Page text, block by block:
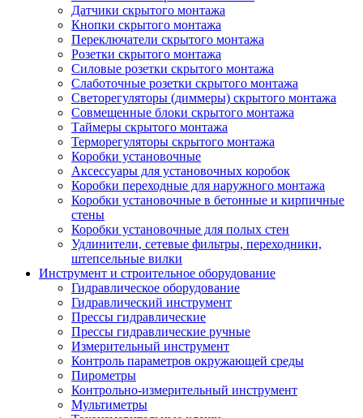
Датчики скрытого монтажа
Кнопки скрытого монтажа
Переключатели скрытого монтажа
Розетки скрытого монтажа
Силовые розетки скрытого монтажа
Слаботочные розетки скрытого монтажа
Светорегуляторы (диммеры) скрытого монтажа
Совмещенные блоки скрытого монтажа
Таймеры скрытого монтажа
Терморегуляторы скрытого монтажа
Коробки установочные
Аксессуары для установочных коробок
Коробки переходные для наружного монтажа
Коробки установочные в бетонные и кирпичные
стены
Коробки установочные для полых стен
Удлинители, сетевые фильтры, переходники,
штепсельные вилки
Инструмент и строительное оборудование
Гидравлическое оборудование
Гидравлический инструмент
Прессы гидравлические
Прессы гидравлические ручные
Измерительный инструмент
Контроль параметров окружающей среды
Пирометры
Контрольно-измерительный инструмент
Мультиметры